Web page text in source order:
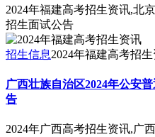
2024年福建高考招生资讯,北
招生面试公告
招生信息2024年福建高考招
广西壮族自治区2024年公安
告
2024年广西高考招生资讯,广